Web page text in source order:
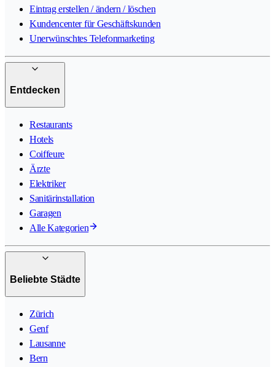
Eintrag erstellen / ändern / löschen
Kundencenter für Geschäftskunden
Unerwünschtes Telefonmarketing
Entdecken
Restaurants
Hotels
Coiffeure
Ärzte
Elektriker
Sanitärinstallation
Garagen
Alle Kategorien
Beliebte Städte
Zürich
Genf
Lausanne
Bern